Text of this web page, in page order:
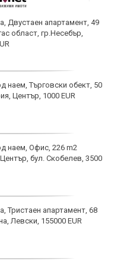
Двустаен апартамент, 49
област, гр.Несебър,
наем, Търговски обект, 50
Център, 1000 EUR
наем, Офис, 226 m2
бул. Скобелев, 3500
Тристаен апартамент, 68
Левски, 155000 EUR